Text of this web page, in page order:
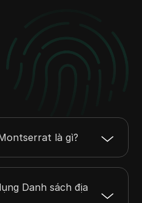
là gì?
Danh sách địa